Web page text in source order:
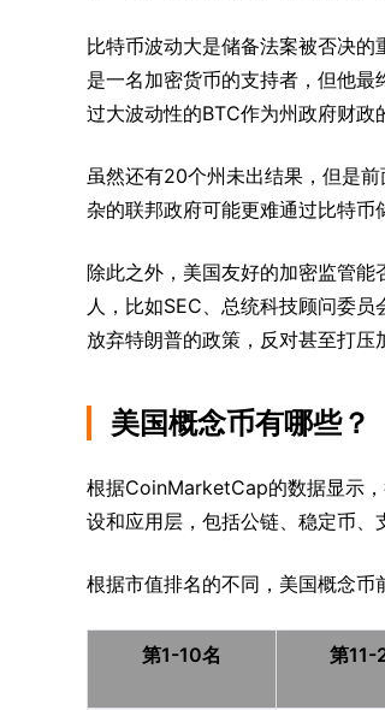
比特币波动大是储备法案被否决
是一名加密货币的支持者，但他
过大波动性的BTC作为州政府财政
虽然还有20个州未出结果，但是
杂的联邦政府可能更难通过比特币
除此之外，美国友好的加密监管
人，比如SEC、总统科技顾问委
放弃特朗普的政策，反对甚至打压
美国概念币有哪些？
根据CoinMarketCap的数据显示
设和应用层，包括公链、稳定币、
根据市值排名的不同，美国概念币
第1-10名 第11-